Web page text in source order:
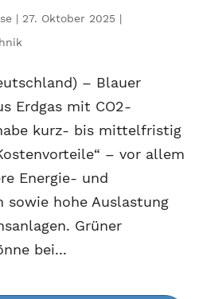
| 27. Oktober 2025|
– Blauer
Erdgas mit CO2-
kurz- bis mittelfristig
– vor allem
Energie- und
sowie hohe Auslastung
Grüner
bei...